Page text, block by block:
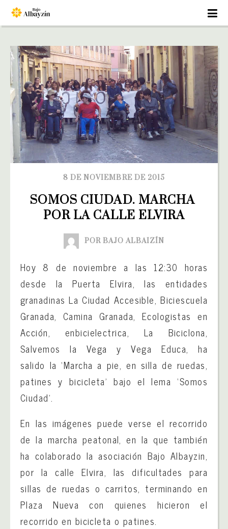
8 DE NOVIEMBRE DE 2015
SOMOS CIUDAD. MARCHA
POR LA CALLE ELVIRA
POR BAJO ALBAIZÍN
Hoy 8 de noviembre a las 12:30 horas
desde la Puerta Elvira, las entidades
granadinas La Ciudad Accesible, Biciescuela
Granada, Camina Granada, Ecologistas en
Acción, enbicielectrica, La Biciclona,
Salvemos la Vega y Vega Educa, ha
salido la ‘Marcha a pie, en silla de ruedas,
patines y bicicleta’ bajo el lema ‘Somos
Ciudad’.
En las imágenes puede verse el recorrido
de la marcha peatonal, en la que también
ha colaborado la asociación Bajo Albayzin,
por la calle Elvira, las dificultades para
sillas de ruedas o carritos, terminando en
Plaza Nueva con quienes hicieron el
recorrido en bicicleta o patines.